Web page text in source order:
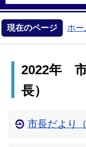
現在のページ ホー
2022年
長）
市長だより